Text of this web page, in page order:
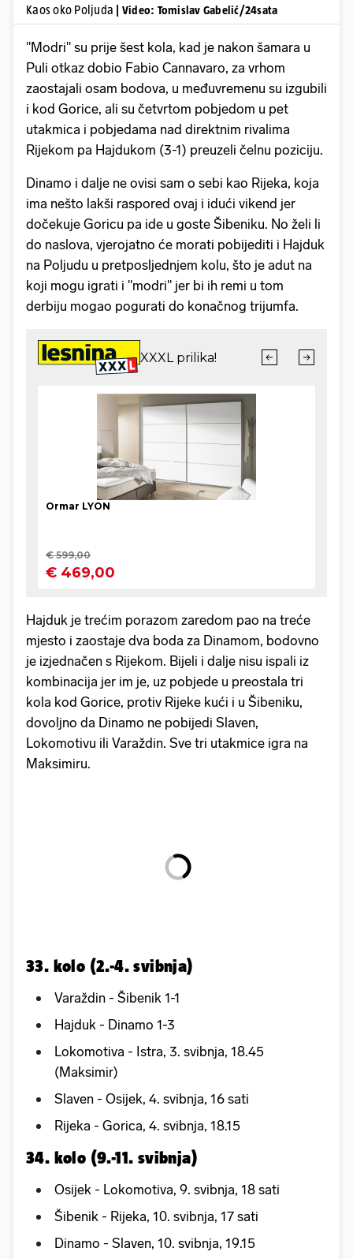
Kaos oko Poljuda | Video: Tomislav Gabelić/24sata
"Modri" su prije šest kola, kad je nakon šamara u
Puli otkaz dobio Fabio Cannavaro, za vrhom
zaostajali osam bodova, u međuvremenu su izgubili
i kod Gorice, ali su četvrtom pobjedom u pet
utakmica i pobjedama nad direktnim rivalima
Rijekom pa Hajdukom (3-1) preuzeli čelnu poziciju.
Dinamo i dalje ne ovisi sam o sebi kao Rijeka, koja
ima nešto lakši raspored ovaj i idući vikend jer
dočekuje Goricu pa ide u goste Šibeniku. No želi li
do naslova, vjerojatno će morati pobijediti i Hajduk
na Poljudu u pretposljednjem kolu, što je adut na
koji mogu igrati i "modri" jer bi ih remi u tom
derbiju mogao pogurati do konačnog trijumfa.
Hajduk je trećim porazom zaredom pao na treće
mjesto i zaostaje dva boda za Dinamom, bodovno
je izjednačen s Rijekom. Bijeli i dalje nisu ispali iz
kombinacija jer im je, uz pobjede u preostala tri
kola kod Gorice, protiv Rijeke kući i u Šibeniku,
dovoljno da Dinamo ne pobijedi Slaven,
Lokomotivu ili Varaždin. Sve tri utakmice igra na
Maksimiru.
33. kolo (2.-4. svibnja)
Varaždin - Šibenik 1-1
Hajduk - Dinamo 1-3
Lokomotiva - Istra, 3. svibnja, 18.45
(Maksimir)
Slaven - Osijek, 4. svibnja, 16 sati
Rijeka - Gorica, 4. svibnja, 18.15
34. kolo (9.-11. svibnja)
Osijek - Lokomotiva, 9. svibnja, 18 sati
Šibenik - Rijeka, 10. svibnja, 17 sati
Dinamo - Slaven, 10. svibnja, 19.15